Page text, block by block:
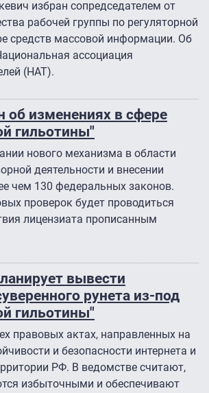
избран сопредседателем от
рабочей группы по регуляторной
средств массовой информации. Об
ассоциация
(НАТ).
об изменениях в сфере
гильотины"
нового механизма в области
деятельности и внесении
чем 130 федеральных законов.
проверок будет проводиться
лицензиата прописанным
вывести
рунета из-под
гильотины"
правовых актах, направленных на
и безопасности интернета и
РФ. В ведомстве считают,
избыточными и обеспечивают